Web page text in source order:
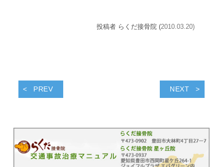
投稿者 らくだ接骨院 (2010.03.20)
PREV NEXT